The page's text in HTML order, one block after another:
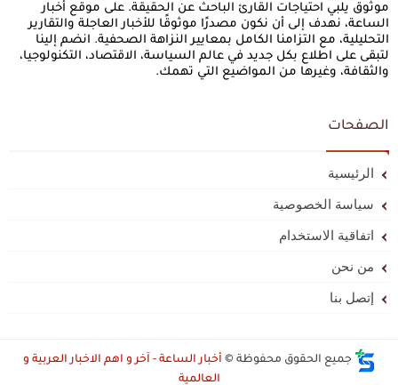
موثوق يلبي احتياجات القارئ الباحث عن الحقيقة. على موقع أخبار
الساعة، نهدف إلى أن نكون مصدرًا موثوقًا للأخبار العاجلة والتقارير
التحليلية، مع التزامنا الكامل بمعايير النزاهة الصحفية. انضم إلينا
لتبقى على اطلاع بكل جديد في عالم السياسة، الاقتصاد، التكنولوجيا،
والثقافة، وغيرها من المواضيع التي تهمك.
الصفحات
الرئيسية
سياسة الخصوصية
اتفاقية الاستخدام
من نحن
إتصل بنا
جميع الحقوق محفوظة © أخبار الساعة - آخر و اهم الاخبار العربية و
العالمية